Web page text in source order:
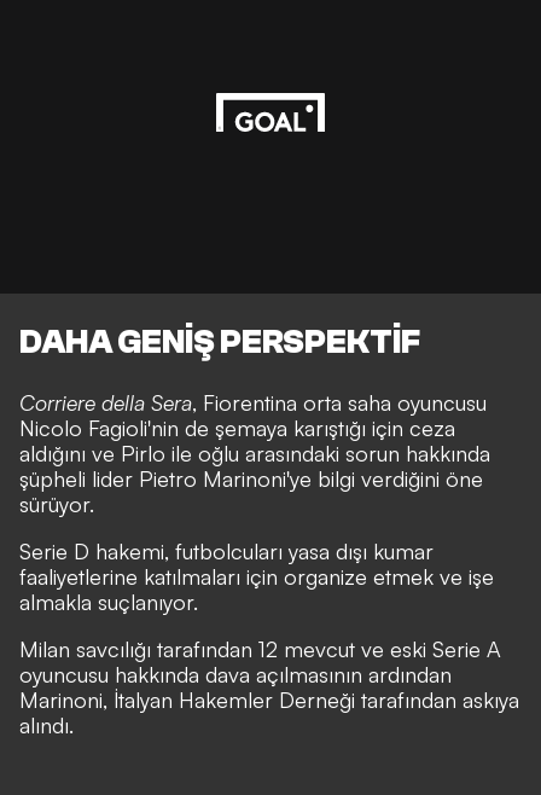
DAHA GENİŞ PERSPEKTİF
Corriere della Sera, Fiorentina orta saha oyuncusu
Nicolo Fagioli'nin de şemaya karıştığı için ceza
aldığını ve Pirlo ile oğlu arasındaki sorun hakkında
şüpheli lider Pietro Marinoni'ye bilgi verdiğini öne
sürüyor.
Serie D hakemi, futbolcuları yasa dışı kumar
faaliyetlerine katılmaları için organize etmek ve işe
almakla suçlanıyor.
Milan savcılığı tarafından 12 mevcut ve eski Serie A
oyuncusu hakkında dava açılmasının ardından
Marinoni, İtalyan Hakemler Derneği tarafından askıya
alındı.